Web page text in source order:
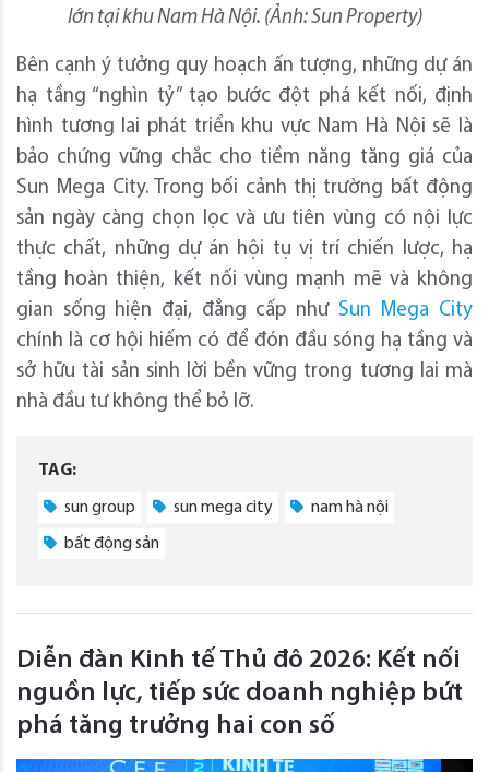
lớn tại khu Nam Hà Nội. (Ảnh: Sun Property)
Bên cạnh ý tưởng quy hoạch ấn tượng, những dự án
hạ tầng “nghìn tỷ” tạo bước đột phá kết nối, định
hình tương lai phát triển khu vực Nam Hà Nội sẽ là
bảo chứng vững chắc cho tiềm năng tăng giá của
Sun Mega City. Trong bối cảnh thị trường bất động
sản ngày càng chọn lọc và ưu tiên vùng có nội lực
thực chất, những dự án hội tụ vị trí chiến lược, hạ
tầng hoàn thiện, kết nối vùng mạnh mẽ và không
gian sống hiện đại, đẳng cấp như Sun Mega City
chính là cơ hội hiếm có để đón đầu sóng hạ tầng và
sở hữu tài sản sinh lời bền vững trong tương lai mà
nhà đầu tư không thể bỏ lỡ.
TAG:
sun group sun mega city nam hà nội
bất động sản
Diễn đàn Kinh tế Thủ đô 2026: Kết nối
nguồn lực, tiếp sức doanh nghiệp bứt
phá tăng trưởng hai con số